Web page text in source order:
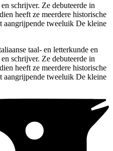
schrijver. Ze debuteerde in
heeft ze meerdere historische
aangrijpende tweeluik De kleine
taal- en letterkunde en
schrijver. Ze debuteerde in
heeft ze meerdere historische
aangrijpende tweeluik De kleine